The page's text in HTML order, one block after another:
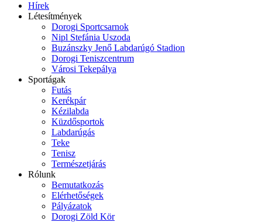
Hírek
Létesítmények
Dorogi Sportcsarnok
Nipl Stefánia Uszoda
Buzánszky Jenő Labdarúgó Stadion
Dorogi Teniszcentrum
Városi Tekepálya
Sportágak
Futás
Kerékpár
Kézilabda
Küzdősportok
Labdarúgás
Teke
Tenisz
Természetjárás
Rólunk
Bemutatkozás
Elérhetőségek
Pályázatok
Dorogi Zöld Kör